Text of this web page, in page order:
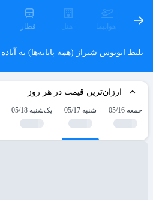
هواپیما هتل قطار
بلیط اتوبوس شیراز (همه پایانه‌ها) به آباده
ارزان‌ترین قیمت در هر روز
جمعه 05/16 شنبه 05/17 یک‌شنبه 05/18